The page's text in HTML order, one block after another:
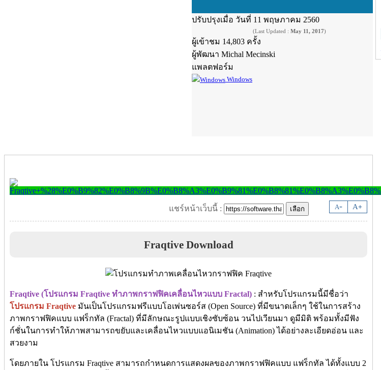
ปรับปรุงเมื่อ วันที่ 11 พฤษภาคม 2560
(Last Updated : May 11, 2017)
ผู้เข้าชม 14,803 ครั้ง
ผู้พัฒนา Michal Mecinski
แพลตฟอร์ม
Windows
A- A+
แชร์หน้าเว็บนี้ :
Fraqtive Download
Fraqtive (โปรแกรม Fraqtive ทำภาพกราฟฟิคเคลื่อนไหวแบบ Fractal) : สำหรับโปรแกรมนี้มีชื่อว่า
โปรแกรม Fraqtive มันเป็นโปรแกรมฟรีแบบโอเพ่นซอร์ส (Open Source) ที่มีขนาดเล็กๆ ใช้ในการสร้าง
ภาพกราฟฟิคแบบ แฟร็กทัล (Fractal) ที่มีลักษณะรูปแบบเชิงซับซ้อน วนไปเวียนมา ดูมีมิติ พร้อมทั้งมีฟัง
ก์ชั่นในการทำให้ภาพสามารถขยับและเคลื่อนไหวแบบแอนิเมชัน (Animation) ได้อย่างละเอียดอ่อน และ
สวยงาม
โดยภายใน โปรแกรม Fraqtive สามารถกำหนดการแสดงผลของภาพกราฟฟิคแบบ แฟร็กทัล ได้ทั้งแบบ 2